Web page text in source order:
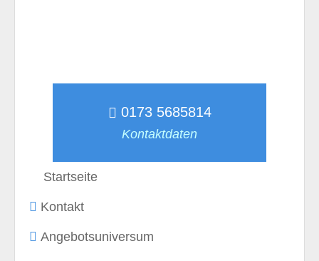
0173 5685814
Kontaktdaten
Startseite
Kontakt
Angebotsuniversum